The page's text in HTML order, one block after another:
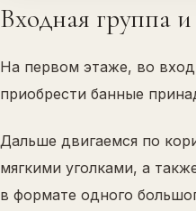
Входная группа и
На первом этаже, во
приобрести банные
Дальше двигаемся по
мягкими уголками, а
в формате одного